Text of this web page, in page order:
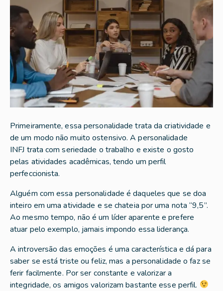
Primeiramente, essa personalidade trata da criatividade e
de um modo não muito ostensivo. A personalidade
INFJ trata com seriedade o trabalho e existe o gosto
pelas atividades acadêmicas, tendo um perfil
perfeccionista.
Alguém com essa personalidade é daqueles que se doa
inteiro em uma atividade e se chateia por uma nota “9,5”.
Ao mesmo tempo, não é um líder aparente e prefere
atuar pelo exemplo, jamais impondo essa liderança.
A introversão das emoções é uma característica e dá para
saber se está triste ou feliz, mas a personalidade o faz se
ferir facilmente. Por ser constante e valorizar a
integridade, os amigos valorizam bastante esse perfil.